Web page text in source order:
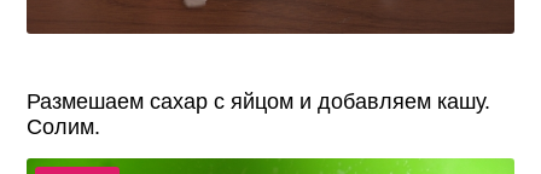
Размешаем сахар с яйцом и добавляем кашу.
Солим.